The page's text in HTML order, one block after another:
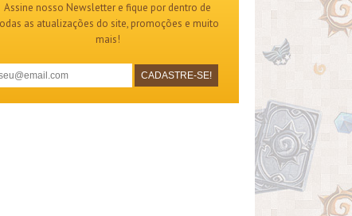
Assine nosso Newsletter e fique por dentro de
as atualizações do site, promoções e muito
mais!